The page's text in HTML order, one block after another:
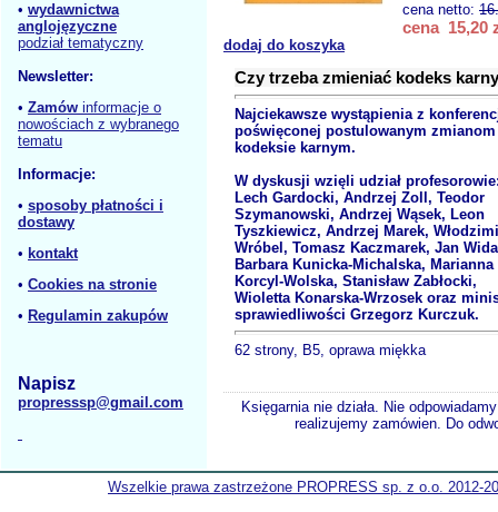
• wydawnictwa
anglojęzyczne
podział tematyczny
Newsletter:
• Zamów informacje o
nowościach z wybranego
tematu
Informacje:
• sposoby płatności i
dostawy
• kontakt
• Cookies na stronie
• Regulamin zakupów
Napisz
propresssp@gmail.com
cena netto:
cena 15,20
dodaj do koszyka
Czy trzeba zmieniać kodeks
Najciekawsze wystąpienia z
poświęconej postulowanym
kodeksie karnym.
W dyskusji wzięli udział
Lech Gardocki, Andrzej Zoll, Teodor
Szymanowski, Andrzej Wąsek, Leon
Tyszkiewicz, Andrzej Marek,
Wróbel, Tomasz Kaczmarek, Jan
Barbara Kunicka-Michalska, Marianna
Korcyl-Wolska, Stanisław Zabłocki,
Wioletta Konarska-Wrzosek oraz
sprawiedliwości Grzegorz Kurczuk.
62 strony, B5, oprawa miękka
Księgarnia nie działa. Nie
realizujemy zamówien. Do
Wszelkie prawa zastrzeżone PROPRESS sp. z o.o. 2012-